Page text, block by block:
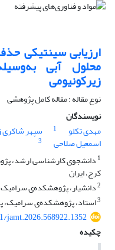
ارزیابی سینتیکی
محلول‌ آبی
زیرکونیومی
نوع مقاله : مقاله کامل پژوهشی
نویسندگان
مهدی تکلو
1 سپهر شاکری
اسمعیل صلاحی
3
1 دانشجوی کارشناسی ارشد،
کرج، ایران
2دانشیار، پژوهشکده‌ی
3استاد، پژوهشکده‌ی سرامیک،
jamt.2026.568922.1352
چکیده